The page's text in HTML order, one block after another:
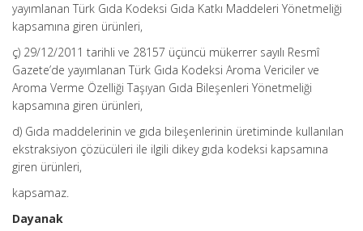
yayımlanan Türk Gıda Kodeksi Gıda Katkı Maddeleri Yönetmeliği
kapsamına giren ürünleri,
ç) 29/12/2011 tarihli ve 28157 üçüncü mükerrer sayılı Resmî
Gazete’de yayımlanan Türk Gıda Kodeksi Aroma Vericiler ve
Aroma Verme Özelliği Taşıyan Gıda Bileşenleri Yönetmeliği
kapsamına giren ürünleri,
d) Gıda maddelerinin ve gıda bileşenlerinin üretiminde kullanılan
ekstraksiyon çözücüleri ile ilgili dikey gıda kodeksi kapsamına
giren ürünleri,
kapsamaz.
Dayanak